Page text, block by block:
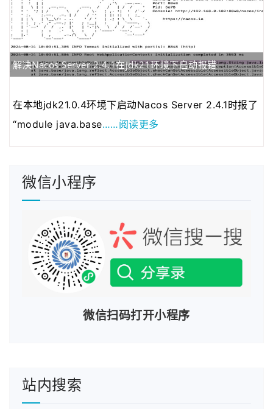
2020年05月12日 为了更好的保护原创…
2020年04月28日 近来发现fenxianglu.…
2020年04月23日 由于服务器的带宽有…
2020年01月08日 若想发表博客的可以…
2021年03月01日 为了跟整套系统名称…
2021年01月22日
为了进一步规范系统…
解决Nacos Server 2.4.1在jdk21环境下启动报错
在本地jdk21.0.4环境下启动Nacos Server 2.4.1时报了
“module java.base……阅读更多
微信小程序
微信扫码打开小程序
站内搜索